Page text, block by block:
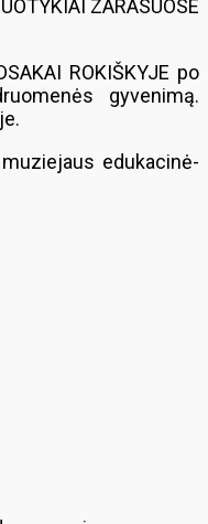
ZARASUOSE
ROKIŠKYJE po
gyvenimą.
edukacinė-